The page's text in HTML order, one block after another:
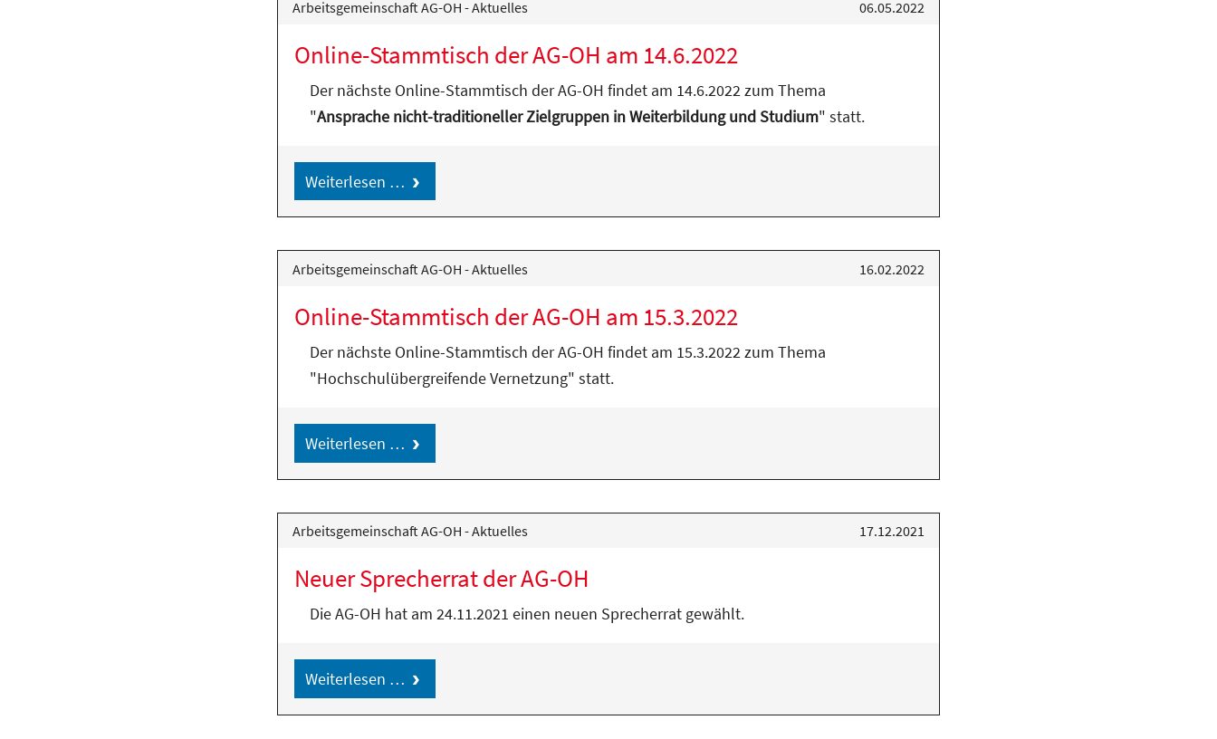
Arbeitsgemeinschaft AG-OH - Aktuelles 06.05.2022
Online-Stammtisch der AG-OH am 14.6.2022
Der nächste Online-Stammtisch der AG-OH findet am 14.6.2022 zum Thema
"Ansprache nicht-traditioneller Zielgruppen in Weiterbildung und Studium" statt.
Weiterlesen …
Arbeitsgemeinschaft AG-OH - Aktuelles 16.02.2022
Online-Stammtisch der AG-OH am 15.3.2022
Der nächste Online-Stammtisch der AG-OH findet am 15.3.2022 zum Thema
"Hochschulübergreifende Vernetzung" statt.
Weiterlesen …
Arbeitsgemeinschaft AG-OH - Aktuelles 17.12.2021
Neuer Sprecherrat der AG-OH
Die AG-OH hat am 24.11.2021 einen neuen Sprecherrat gewählt.
Weiterlesen …